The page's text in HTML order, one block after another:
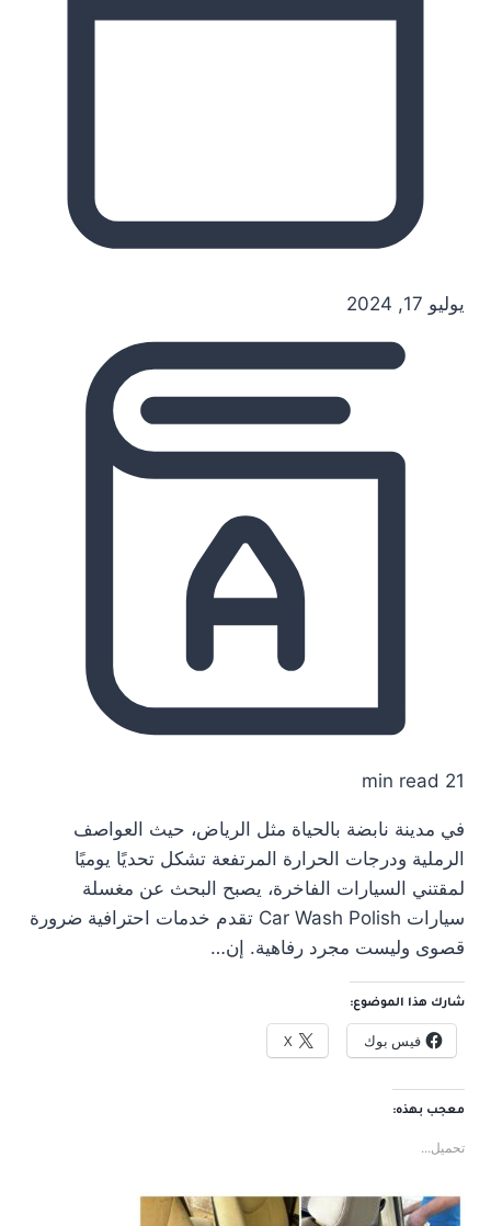
يوليو 17, 2024
21 min read
في مدينة نابضة بالحياة مثل الرياض، حيث العواصف
الرملية ودرجات الحرارة المرتفعة تشكل تحديًا يوميًا
لمقتني السيارات الفاخرة، يصبح البحث عن مغسلة
سيارات Car Wash Polish تقدم خدمات احترافية ضرورة
قصوى وليست مجرد رفاهية. إن…
شارك هذا الموضوع:
فيس بوك X
معجب بهذه:
تحميل...